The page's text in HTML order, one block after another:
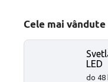
Cele mai vândute
LED
do 48